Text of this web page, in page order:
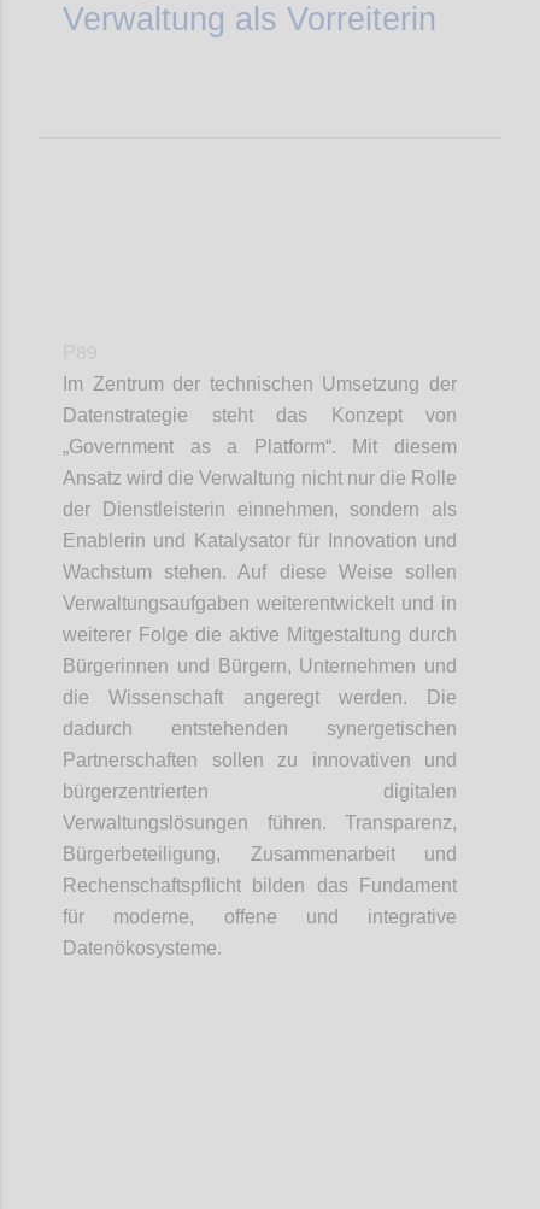
Verwaltung als Vorreiterin
Im Zentrum der technischen Umsetzung der
Datenstrategie steht das Konzept von
„Government as a Platform“. Mit diesem
Ansatz wird die Verwaltung nicht nur die Rolle
der Dienstleisterin einnehmen, sondern als
Enablerin und Katalysator für Innovation und
Wachstum stehen. Auf diese Weise sollen
Verwaltungsaufgaben weiterentwickelt und in
weiterer Folge die aktive Mitgestaltung durch
Bürgerinnen und Bürgern, Unternehmen und
die Wissenschaft angeregt werden. Die
dadurch entstehenden synergetischen
Partnerschaften sollen zu innovativen und
bürgerzentrierten digitalen
Verwaltungslösungen führen. Transparenz,
Bürgerbeteiligung, Zusammenarbeit und
Rechenschaftspflicht bilden das Fundament
für moderne, offene und integrative
Datenökosysteme.